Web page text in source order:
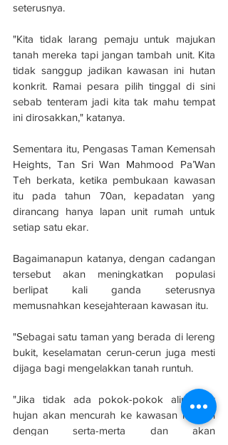
seterusnya.
"Kita tidak larang pemaju untuk majukan
tanah mereka tapi jangan tambah unit. Kita
tidak sanggup jadikan kawasan ini hutan
konkrit. Ramai pesara pilih tinggal di sini
sebab tenteram jadi kita tak mahu tempat
ini dirosakkan," katanya.
Sementara itu, Pengasas Taman Kemensah
Heights, Tan Sri Wan Mahmood Pa’Wan
Teh berkata, ketika pembukaan kawasan
itu pada tahun 70an, kepadatan yang
dirancang hanya lapan unit rumah untuk
setiap satu ekar.
Bagaimanapun katanya, dengan cadangan
tersebut akan meningkatkan populasi
berlipat kali ganda seterusnya
memusnahkan kesejahteraan kawasan itu.
"Sebagai satu taman yang berada di lereng
bukit, keselamatan cerun-cerun juga mesti
dijaga bagi mengelakkan tanah runtuh.
"Jika tidak ada pokok-pokok aliran air
hujan akan mencurah ke kawasan rendah
dengan serta-merta dan akan